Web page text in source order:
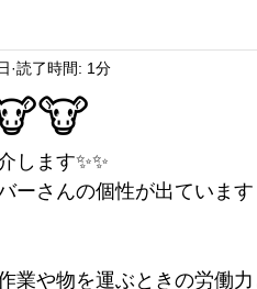
読了時間: 1分
します✨✨
ーさんの個性が出ています
業や物を運ぶときの労働